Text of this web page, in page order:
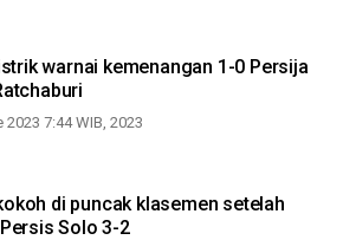
warnai kemenangan 1-0 Persija
2023 7:44 WIB, 2023
di puncak klasemen setelah
Solo 3-2